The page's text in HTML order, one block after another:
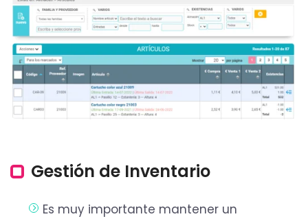
Gestión de Inventario
Es muy importante mantener un